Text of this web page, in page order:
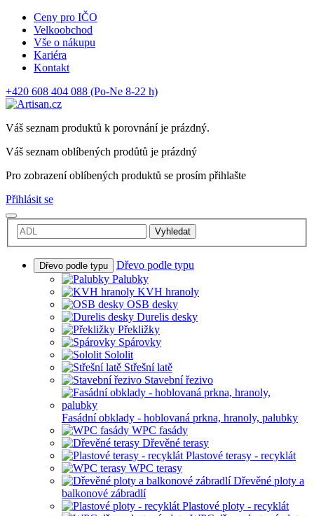
Ceny pro IČO
Velkoobchod
Vše o nákupu
Kariéra
Kontakt
+420 608 404 088 (Po-Ne 8-22 h)
Váš seznam produktů k porovnání je prázdný.
Váš seznam oblíbených prodůtů je prázdný
Pro zobrazení oblíbených produktů se prosím přihlašte
Přihlásit se
Vyhledat
Dřevo podle typu
Dřevo podle typu
Palubky
KVH hranoly
OSB desky
Durelis desky
Překližky
Spárovky
Sololit
Střešní latě
Stavební řezivo
Fasádní obklady - hoblovaná prkna, hranoly, palubky
WPC fasády
Dřevěné terasy
Plastové terasy - recyklát
WPC terasy
Dřevěné ploty a
balkonové zábradlí
Plastové ploty - recyklát